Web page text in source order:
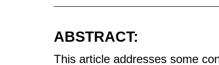
ABSTRACT:
This article addresses some